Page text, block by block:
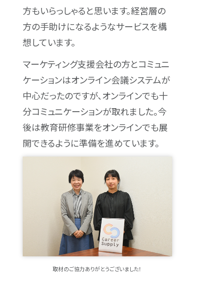
方もいらっしゃると思います。経営層の
方の手助けになるようなサービスを構
想しています。
マーケティング支援会社の方とコミュニ
ケーションはオンライン会議システムが
中心だったのですが、オンラインでも十
分コミュニケーションが取れました。今
後は教育研修事業をオンラインでも展
開できるように準備を進めています。
取材のご協力ありがとうございました！